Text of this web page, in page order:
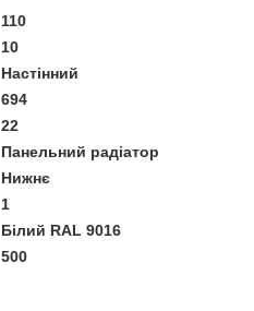
110
10
Настінний
694
22
Панельний радіатор
Нижнє
1
Білий RAL 9016
500